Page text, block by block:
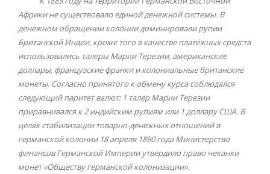
Африки не существовало единой денежной системы. В
денежном обращении колонии доминировали рупии
Британской Индии, кроме того в качестве платёжных средств
использовались талеры Марии Терезии, американские
доллары, французские франки и колониальные британские
монеты. Согласно принятого к обмену курса соблюдался
следующий паритет валют: 1 талер Марии Терезии
приравнивался к 2 индийским рупиям или 1 доллару США. В
целях стабилизации товарно-денежных отношений в
германской колонии 18 апреля 1890 года Министерство
финансов Германской Империи утвердило право чеканки
монет «Обществу германской колонизации».